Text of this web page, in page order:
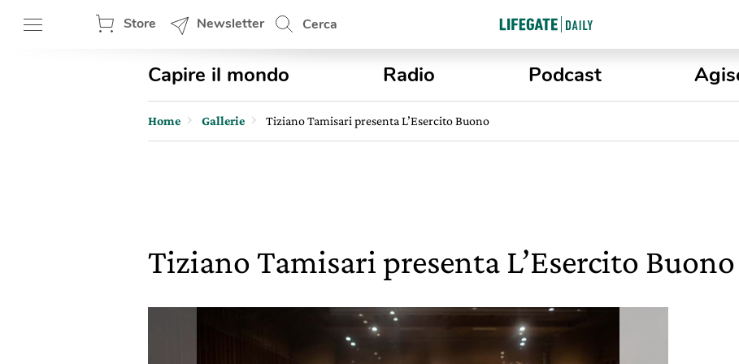
Store Newsletter Cerca
Capire il mondo Radio Podcast
Home Gallerie Tiziano Tamisari presenta L’Esercito Buono
Tiziano Tamisari presenta L’Esercito Buono